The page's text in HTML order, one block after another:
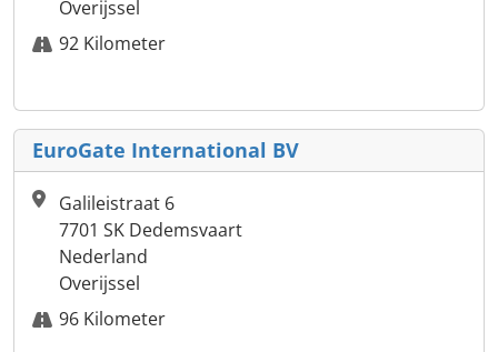
Overijssel
92 Kilometer
EuroGate International BV
Galileistraat 6
7701 SK Dedemsvaart
Nederland
Overijssel
96 Kilometer